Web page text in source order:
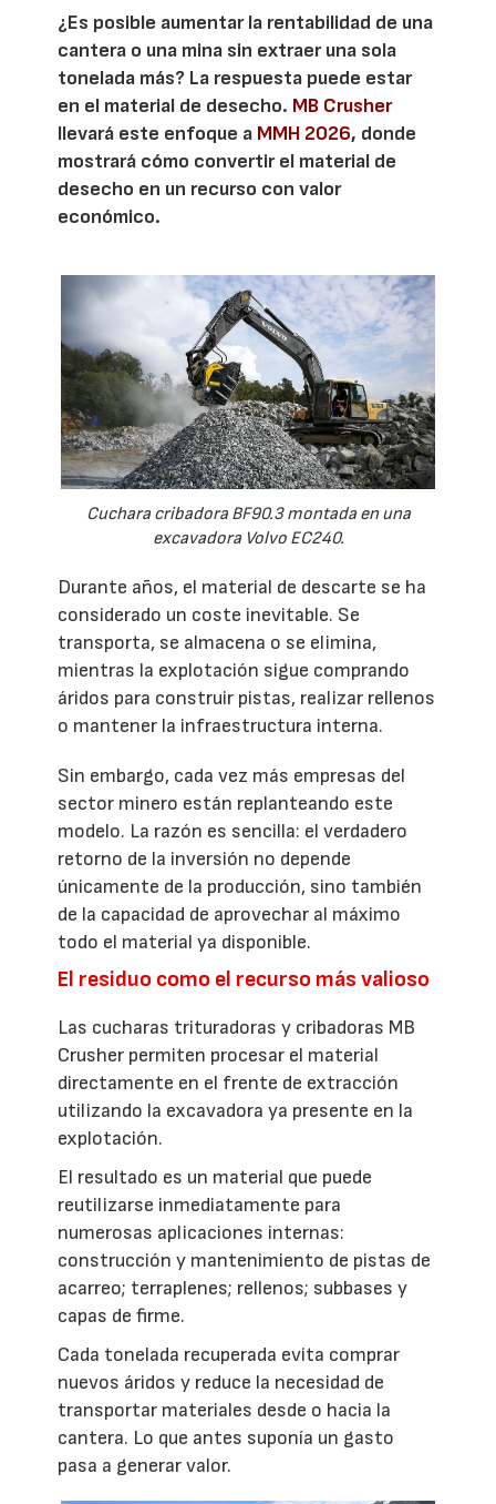
¿Es posible aumentar la rentabilidad de una
cantera o una mina sin extraer una sola
tonelada más? La respuesta puede estar
en el material de desecho. MB Crusher
llevará este enfoque a MMH 2026, donde
mostrará cómo convertir el material de
desecho en un recurso con valor
económico.
Cuchara cribadora BF90.3 montada en una
excavadora Volvo EC240.
Durante años, el material de descarte se ha
considerado un coste inevitable. Se
transporta, se almacena o se elimina,
mientras la explotación sigue comprando
áridos para construir pistas, realizar rellenos
o mantener la infraestructura interna.
Sin embargo, cada vez más empresas del
sector minero están replanteando este
modelo. La razón es sencilla: el verdadero
retorno de la inversión no depende
únicamente de la producción, sino también
de la capacidad de aprovechar al máximo
todo el material ya disponible.
El residuo como el recurso más valioso
Las cucharas trituradoras y cribadoras MB
Crusher permiten procesar el material
directamente en el frente de extracción
utilizando la excavadora ya presente en la
explotación.
El resultado es un material que puede
reutilizarse inmediatamente para
numerosas aplicaciones internas:
construcción y mantenimiento de pistas de
acarreo; terraplenes; rellenos; subbases y
capas de firme.
Cada tonelada recuperada evita comprar
nuevos áridos y reduce la necesidad de
transportar materiales desde o hacia la
cantera. Lo que antes suponía un gasto
pasa a generar valor.